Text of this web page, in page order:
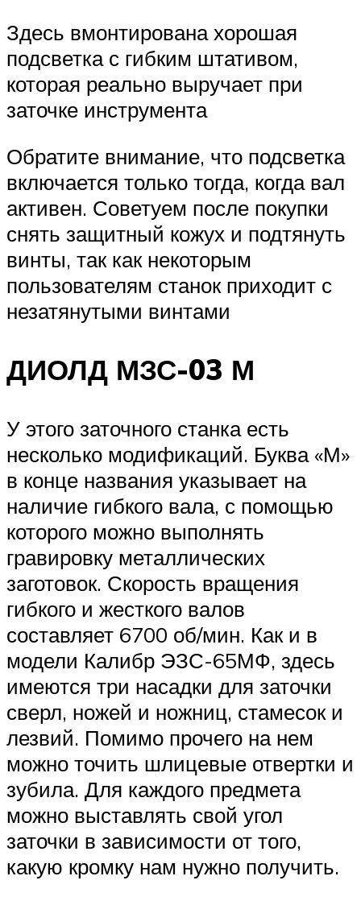
Здесь вмонтирована хорошая
подсветка с гибким штативом,
которая реально выручает при
заточке инструмента
Обратите внимание, что подсветка
включается только тогда, когда вал
активен. Советуем после покупки
снять защитный кожух и подтянуть
винты, так как некоторым
пользователям станок приходит с
незатянутыми винтами
ДИОЛД МЗС-03 М
У этого заточного станка есть
несколько модификаций. Буква «М»
в конце названия указывает на
наличие гибкого вала, с помощью
которого можно выполнять
гравировку металлических
заготовок. Скорость вращения
гибкого и жесткого валов
составляет 6700 об/мин. Как и в
модели Калибр ЭЗС-65МФ, здесь
имеются три насадки для заточки
сверл, ножей и ножниц, стамесок и
лезвий. Помимо прочего на нем
можно точить шлицевые отвертки и
зубила. Для каждого предмета
можно выставлять свой угол
заточки в зависимости от того,
какую кромку нам нужно получить.